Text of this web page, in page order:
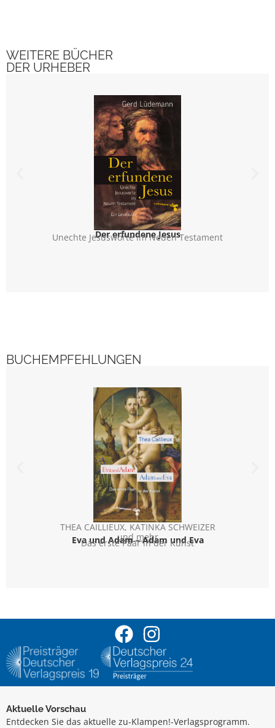
WEITERE BÜCHER
DER URHEBER
Der erfundene Jesus
Unechte Jesusworte im Neuen Testament
BUCHEMPFEHLUNGEN
THEA CAILLIEUX, KATINKA SCHWEIZER
und mehr
Eva und Adam – Adam und Eva
Das erste Paar in der Kunst
Aktuelle Vorschau
Entdecken Sie das aktuelle zu-Klampen!-Verlagsprogramm.